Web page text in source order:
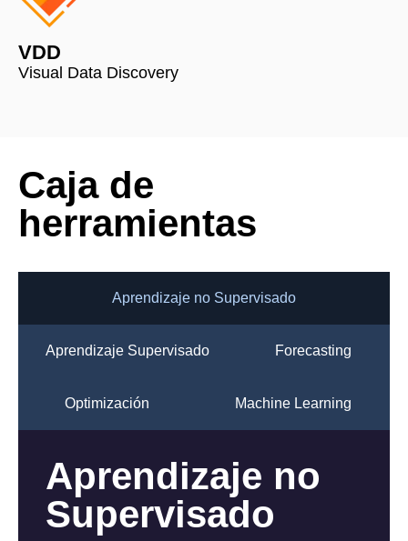
VDD
Visual Data Discovery
Caja de
herramientas
Aprendizaje no Supervisado
Aprendizaje Supervisado Forecasting
Optimización Machine Learning
Aprendizaje no
Supervisado
Supervisado
Mucha información en el contexto de negocios e
imágenes